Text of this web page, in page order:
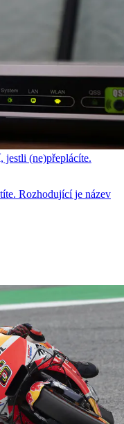
jestli (ne)přeplácíte.
Rozhodující je název